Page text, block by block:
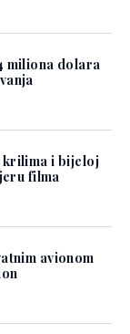
miliona dolara
krilima i bijeloj
filma
avionom